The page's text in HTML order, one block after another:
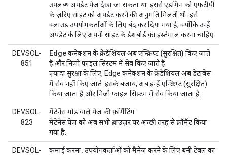
उपलब्ध अपडेट पेज देखा जा सकता था. इससे एडमिन को एफ़टीपी
के ज़रिए साइट को अपडेट करने की अनुमति मिलती थी. इसे
क्लाउड उपयोगकर्ताओं के लिए बंद कर दिया गया है, क्योंकि उन्हें
अपडेट के लिए अपनी साइट के डैशबोर्ड का इस्तेमाल करना चाहिए.
DEVSOL-
851
Edge कनेक्शन के क्रेडेंशियल अब एन्क्रिप्ट (सुरक्षित) किए जाते
हैं और निजी फ़ाइल सिस्टम में सेव किए जाते हैं
ज़्यादा सुरक्षा के लिए, Edge कनेक्शन के क्रेडेंशियल अब डेटाबेस
में सेव नहीं किए जाते. इसके बजाय, अब इन्हें एन्क्रिप्ट (सुरक्षित)
किया जाता है और निजी फ़ाइल सिस्टम में सेव किया जाता है.
DEVSOL-
823
मेंटेनेंस मोड वाले पेज की फ़ॉर्मैटिंग
मेंटेनेंस पेज को अब सभी ब्राउज़र पर अच्छी तरह से फ़ॉर्मैट किया
गया है.
DEVSOL-
कमाई करना: उपयोगकर्ताओं को मैनेज करने के लिए बनी टेबल का